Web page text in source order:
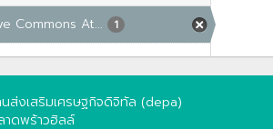
Commons At...
1
ส่งเสริมเศรษฐกิจดิจิทัล (depa)
าดพร้าวฮิลล์